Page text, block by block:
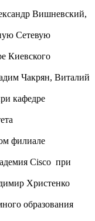
Вишневский,
Сетевую
Киевского
Чакрян, Виталий
кафедре
филиале
Cisco при
Христенко
образования